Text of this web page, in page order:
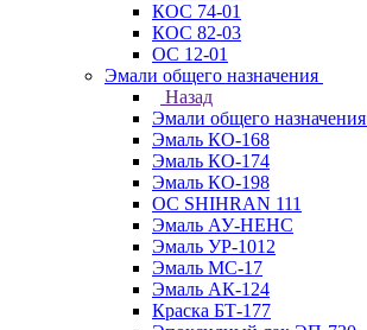
КОС 74-01
КОС 82-03
ОС 12-01
Эмали общего назначения
Назад
Эмали общего назначения
Эмаль КО-168
Эмаль КО-174
Эмаль КО-198
ОС SHIHRAN 111
Эмаль АУ-НЕНС
Эмаль УР-1012
Эмаль МС-17
Эмаль АК-124
Краска БТ-177